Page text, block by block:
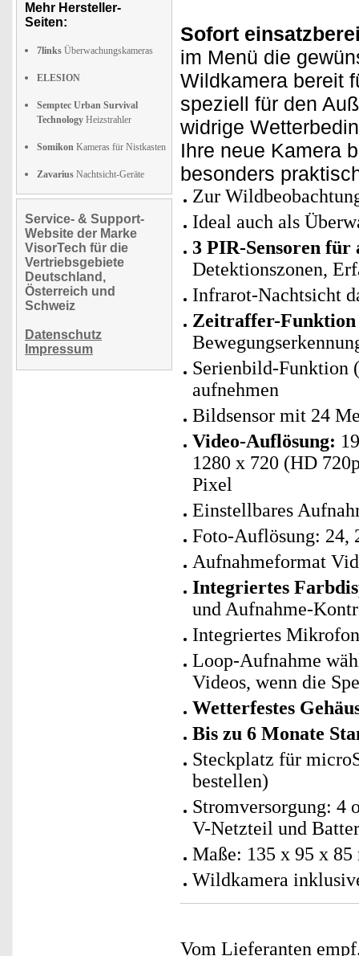
Mehr Hersteller-
Seiten:
7links Überwachungskameras
ELESION
Semptec Urban Survival
Technology Heizstrahler
Somikon Kameras für Nistkasten
Zavarius Nachtsicht-Geräte
Service- & Support-
Website der Marke
VisorTech für die
Vertriebsgebiete
Deutschland,
Österreich und
Schweiz
Datenschutz
Impressum
Sofort
im Menü die
Wildkamera bereit
speziell für den
widrige
Ihre neue Kamera
besonders
Zur
Ideal auch als
3 PIR-Sensoren für
Detektionszonen,
Infrarot-Nachtsicht
Zeitraffer-Funktion
Serienbild-Funktion
aufnehmen
Bildsensor mit 24
Video-Auflösung:
1280 x 720 (HD
Pixel
Einstellbares
Foto-Auflösung: 24,
Aufnahmeformat
Integriertes
und Aufnahme-
Integriertes
Loop-Aufnahme
Videos, wenn die
Wetterfestes
Bis zu 6 Monate
Steckplatz für
bestellen)
Stromversorgung: 4
V-Netzteil und
Maße: 135 x 95 x
Wildkamera
Vom Lieferanten